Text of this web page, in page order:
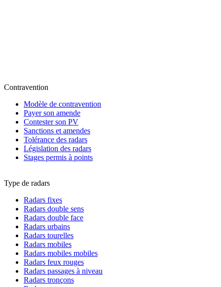
Contravention
Modèle de contravention
Payer son amende
Contester son PV
Sanctions et amendes
Tolérance des radars
Législation des radars
Stages permis à points
Type de radars
Radars fixes
Radars double sens
Radars double face
Radars urbains
Radars tourelles
Radars mobiles
Radars mobiles mobiles
Radars feux rouges
Radars passages à niveau
Radars tronçons